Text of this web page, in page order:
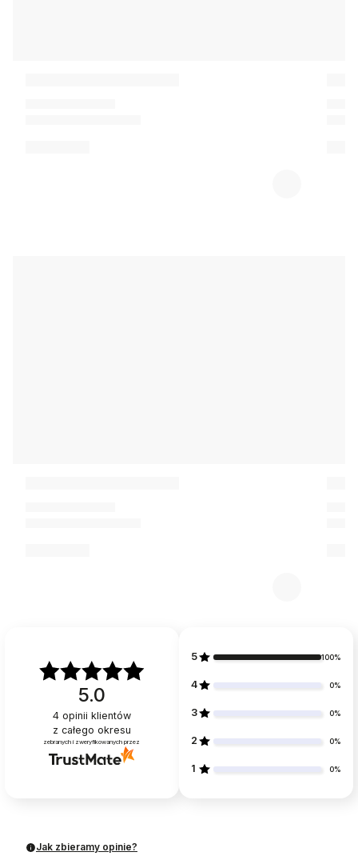
5.0
4opinii klientów
z całego okresu
zebranych i zweryfikowanych przez
5 100%
4 0%
3 0%
2 0%
1 0%
Jak zbieramy opinie?